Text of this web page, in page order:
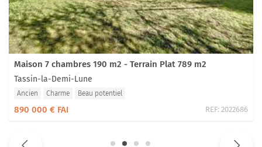
Maison 7 chambres 190 m2 - Terrain Plat 789 m2
Tassin-la-Demi-Lune
Ancien Charme Beau potentiel
890 000 € FAI REF: 2022686